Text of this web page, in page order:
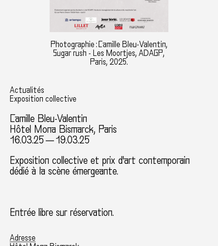
Photographie : Camille Bleu-Valentin,
Sugar rush - Les Moortjes, ADAGP,
Paris, 2025.
Actualités
Exposition collective
Camille Bleu-Valentin
Hôtel Mona Bismarck, Paris
16.03.25 — 19.03.25
Exposition collective et prix d'art contemporain
dédié à la scène émergeante.
Entrée libre sur réservation.
Adresse